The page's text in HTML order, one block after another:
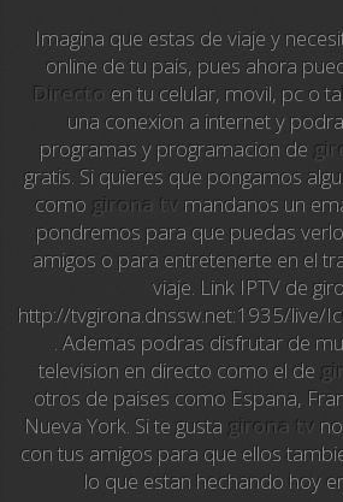
NFL Flow
Sky News
EuroSport
EuroSport 2
Viasat Sport
M20 Music
BBC World News
Telecinco
1 HD
Imagina que estas de viaje y
online de tu pais, pues ahora
Directo en tu celular, movil, pc o
una conexion a internet y
programas y programacion de
gratis. Si quieres que pongamos
como girona tv mandanos un
pondremos para que puedas
amigos o para entretenerte en el
viaje. Link IPTV de
http://tvgirona.dnssw.net:1935/live/
. Ademas podras disfrutar de
television en directo como el de
otros de paises como Espana,
Nueva York. Si te gusta girona tv
con tus amigos para que ellos
lo que estan hechando hoy